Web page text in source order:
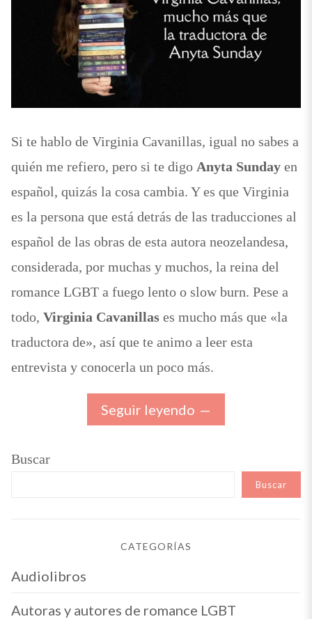
la
traductora
de
Anyta
Sunday
Si te hablo de Virginia Cavanillas, igual no sabes a
quién me refiero, pero si te digo Anyta Sundayen
español, quizás la cosa cambia. Y es que Virginia
es la persona que está detrás de las traducciones al
español de las obras de esta autora neozelandesa,
considerada, por muchas y muchos, la reina del
romance LGBT a fuego lento o slow burn. Pese a
todo, Virginia Cavanillases mucho más que «la
traductora de», así que te animo a leer esta
entrevista y conocerla un poco más.
Seguir leyendo
Buscar
Buscar
CATEGORÍAS
Audiolibros
Autoras y autores de romance LGBT